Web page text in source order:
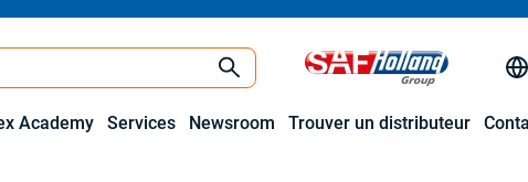
Academy Services Newsroom Trouver un distributeur